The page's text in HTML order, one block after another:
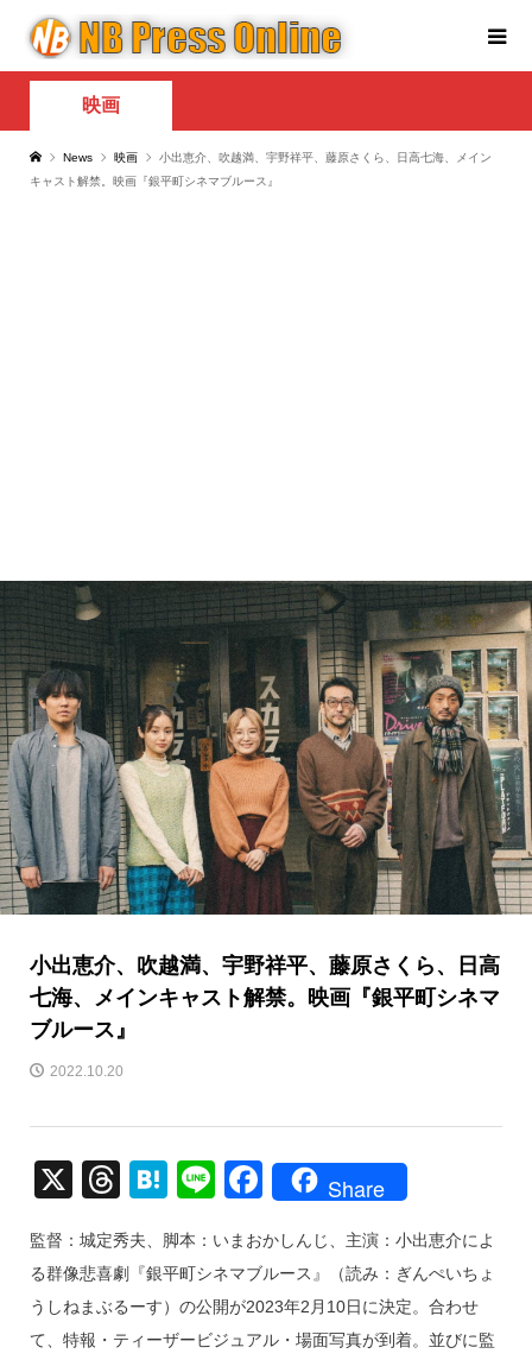
映画
News 映画
小出恵介、吹越満、宇野祥平、藤原さくら、日高七海、メイン
キャスト解禁。映画『銀平町シネマブルース』
小出恵介、吹越満、宇野祥平、藤原さくら、日高
七海、メインキャスト解禁。映画『銀平町シネマ
ブルース』
2022.10.20
X
T
e
a
d
H
e
n
a
Li
e
F
c
e
b
Share
監督：城定秀夫、脚本：いまおかしんじ、主演：小出恵介によ
る群像悲喜劇『銀平町シネマブルース』（読み：ぎんぺいちょ
うしねまぶるーす）の公開が2023年2月10日に決定。合わせ
て、特報・ティーザービジュアル・場面写真が到着。並びに監